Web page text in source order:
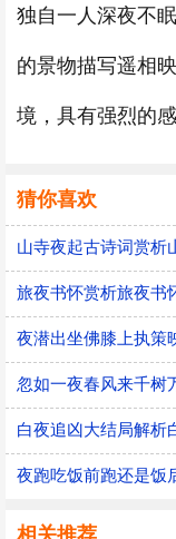
独自一人深夜不
的景物描写遥相
境，具有强烈的感
猜你喜欢
山寺夜起古诗词赏析
旅夜书怀赏析旅夜书
白夜追凶大结局解析
夜跑吃饭前跑还是饭
相关推荐